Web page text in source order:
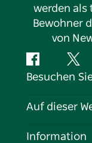
werden als
Bewohner
von
Facebook
Besuchen
Kontaktieren
Auf dieser
Reiseziele
Information